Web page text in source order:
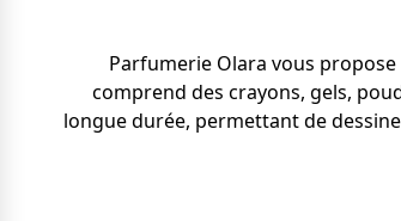
Parfumerie Olara vous
comprend des crayons, gels,
longue durée, permettant de